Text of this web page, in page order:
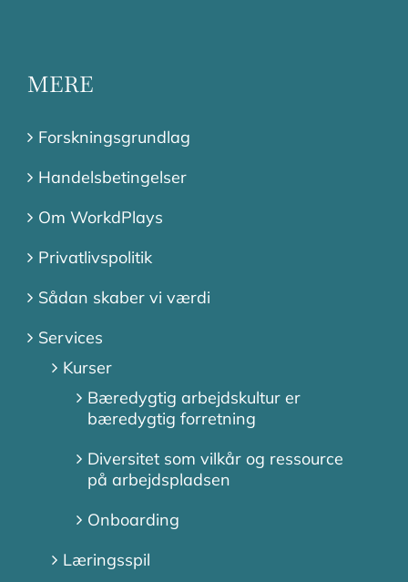
MERE
Forskningsgrundlag
Handelsbetingelser
Om WorkdPlays
Privatlivspolitik
Sådan skaber vi værdi
Services
Kurser
Bæredygtig arbejdskultur er
bæredygtig forretning
Diversitet som vilkår og ressource
på arbejdspladsen
Onboarding
Læringsspil